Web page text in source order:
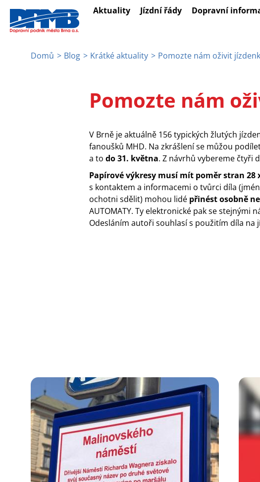
hlavnímu
Aktuality Jízdní řády Dopravní
navigace
Domů Blog Krátké aktuality Pomozte nám oživit
Pomozte nám
V Brně je aktuálně 156 typických žlutých
fanoušků MHD. Na zkrášlení se můžou
a to do 31. května. Z návrhů vybereme čtyři
Papírové výkresy musí mít poměr stran 28
s kontaktem a informacemi o tvůrci díla
ochotni sdělit) mohou lidé přinést osobně
AUTOMATY. Ty elektronické pak se stejnými
Odesláním autoři souhlasí s použitím díla na